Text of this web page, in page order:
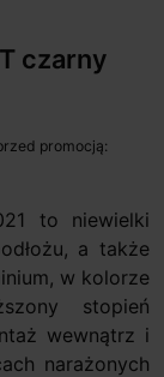
czarny
promocją:
to niewielki
a także
w kolorze
stopień
wewnątrz i
narażonych